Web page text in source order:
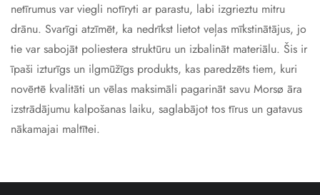
netīrumus var viegli notīryti ar parastu, labi izgrieztu mitru
drānu. Svarīgi atzīmēt, ka nedrīkst lietot veļas mīkstinātājus, jo
tie var sabojāt poliestera struktūru un izbalināt materiālu. Šis ir
īpaši izturīgs un ilgmūžīgs produkts, kas paredzēts tiem, kuri
novērtē kvalitāti un vēlas maksimāli pagarināt savu Morsø āra
izstrādājumu kalpošanas laiku, saglabājot tos tīrus un gatavus
nākamajai maltītei.